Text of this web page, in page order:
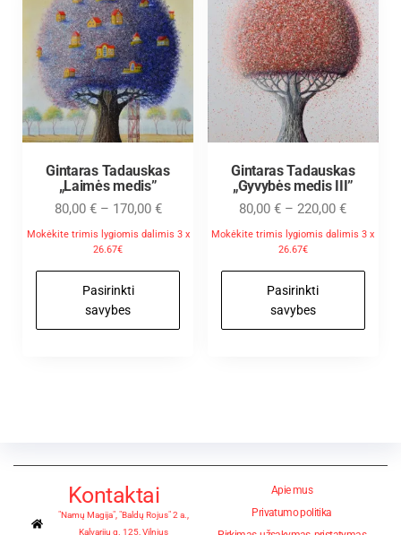
Gintaras Tadauskas
„Laimės medis”
80,00 € – 170,00 €
Mokėkite trimis lygiomis dalimis 3 x
26.67€
Pasirinkti
savybes
Gintaras Tadauskas
„Gyvybės medis III”
80,00€ – 220,00€
Mokėkite trimis lygiomis dalimis 3 x
26.67€
Pasirinkti
savybes
Kontaktai
"Namų Magija", "Baldų Rojus" 2 a.,
Kalvarijų g. 125, Vilnius
Apie mus
Privatumo politika